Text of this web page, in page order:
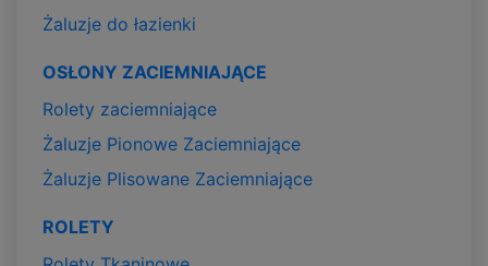
Żaluzje do łazienki
OSŁONY ZACIEMNIAJĄCE
Rolety zaciemniające
Żaluzje Pionowe Zaciemniające
Żaluzje Plisowane Zaciemniające
ROLETY